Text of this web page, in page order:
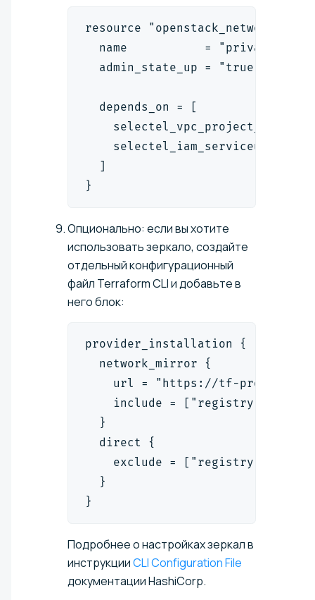
resource
name           = "private-
  admin_state_up = "true"
  depends_on = [
  ]
}
Опционально: если вы хотите
использовать зеркало, создайте
отдельный конфигурационный
файл Terraform CLI и добавьте в
него блок:
provider_installation {
  network_mirror {
url = "https://tf-
include =
  }
  direct {
exclude =
  }
}
Подробнее о настройках зеркал в
инструкцииCLI Configuration File
документации HashiCorp.